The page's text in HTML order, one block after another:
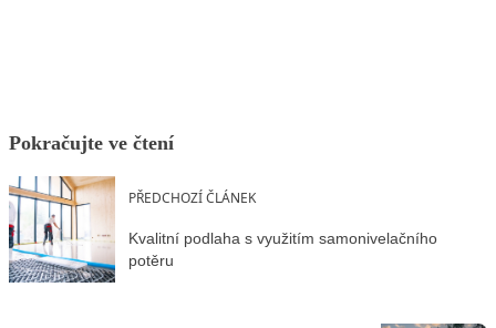
Pokračujte ve čtení
PŘEDCHOZÍ ČLÁNEK
Kvalitní podlaha s využitím samonivelačního
potěru